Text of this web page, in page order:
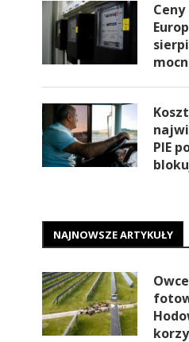
PIE
NAJNOWSZE ARTYKUŁY